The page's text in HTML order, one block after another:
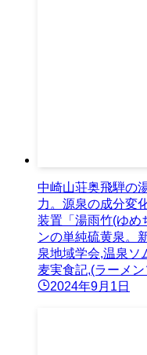
中崎山荘奥飛騨の
力。源泉の成分変
装置「湯雨竹(ゆめ
ンの単純硫黄泉。
泉地域学会,温泉ソ
麦実食記,(ラーメ
2024年9月1日